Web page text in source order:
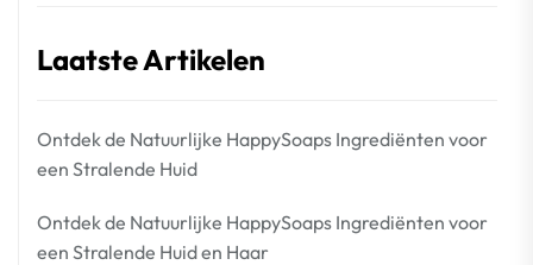
Laatste Artikelen
Ontdek de Natuurlijke HappySoaps Ingrediënten voor
een Stralende Huid
Ontdek de Natuurlijke HappySoaps Ingrediënten voor
een Stralende Huid en Haar